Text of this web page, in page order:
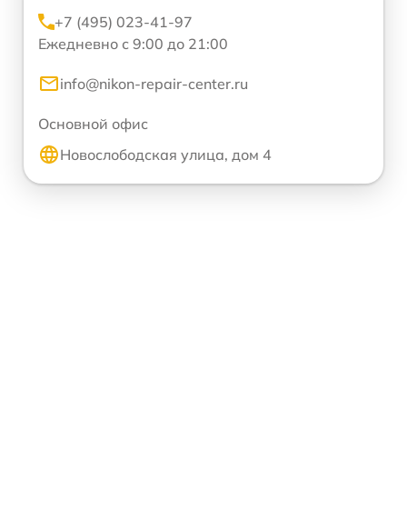
+7 (495) 023-41-97
Ежедневно с 9:00 до 21:00
info@nikon-repair-center.ru
Основной офис
Новослободская улица, дом 4